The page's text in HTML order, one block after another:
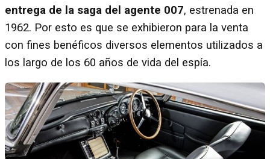
entrega de la saga del agente 007, estrenada en
1962. Por esto es que se exhibieron para la venta
con fines benéficos diversos elementos utilizados a
los largo de los 60 años de vida del espía.